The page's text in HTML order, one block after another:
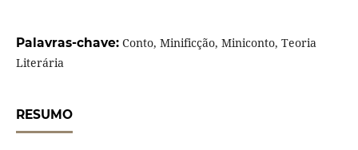
Palavras-chave: Conto, Minificção, Miniconto, Teoria
Literária
RESUMO